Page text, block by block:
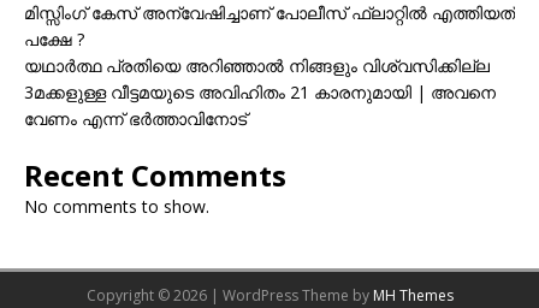
മിസ്സിംഗ് കേസ് അന്വേഷിച്ചാണ് പോലീസ് ഫ്ലാറ്റിൽ എത്തിയത്
പക്ഷേ ?
യഥാർത്ഥ പ്രതിയെ അറിഞ്ഞാൽ നിങ്ങളും വിശ്വസിക്കില്ല
3മക്കളുള്ള വീട്ടമയുടെ അവിഹിതം 21 കാരനുമായി | അവനെ
വേണം എന്ന് ഭർത്താവിനോട്
Recent Comments
No comments to show.
Copyright © 2026 | WordPress Theme by MH Themes